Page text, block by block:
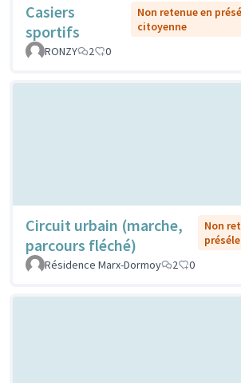
Casiers
sportifs
Non retenue en
citoyenne
RONZY
2 0
Circuit urbain (marche,
parcours fléché)
Non
Résidence Marx-Dormoy
2 0